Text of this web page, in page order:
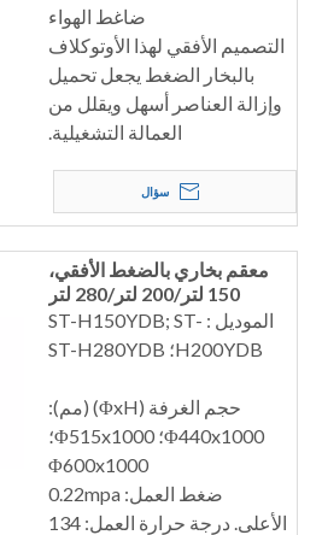
ضاغط الهواء
التصميم الأفقي لهذا الأوتوكلاف
بالبخار الضغط يجعل تحميل
وإزالة العناصر أسهل ويقلل من
العمالة التشغيلية.
سؤال
معقم بخاري بالضغط الأفقي،
150 لتر/200 لتر/280 لتر
الموديل : ST-H150YDB; ST-
H200YDB؛ ST-H280YDB
حجم الغرفة (ΦxH) (مم):
Φ440x1000؛ Φ515x1000؛
Φ600x1000
ضغط العمل: 0.22mpa
الأعلى. درجة حرارة العمل: 134